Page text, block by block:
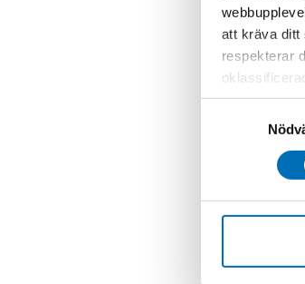
att kräva ditt
respekterar
inställningar
vi erbjuder.